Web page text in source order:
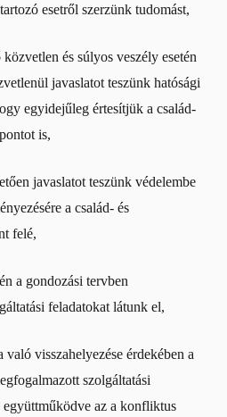
esetről szerzünk tudomást,
és súlyos veszély esetén
javaslatot teszünk hatósági
egyidejűleg értesítjük a család-
is,
javaslatot teszünk védelembe
a család- és
felé,
a gondozási tervben
feladatokat látunk el,
való visszahelyezése érdekében a
szolgáltatási
az a konfliktus